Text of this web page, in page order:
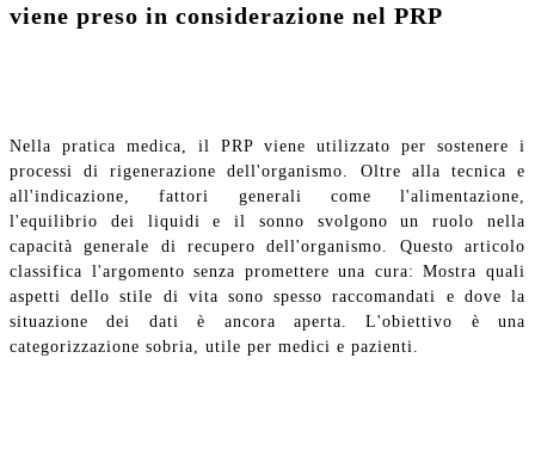
viene preso in considerazione nel PRP
Nella pratica medica, il PRP viene utilizzato per sostenere i
processi di rigenerazione dell'organismo. Oltre alla tecnica e
all'indicazione, fattori generali come l'alimentazione,
l'equilibrio dei liquidi e il sonno svolgono un ruolo nella
capacità generale di recupero dell'organismo. Questo articolo
classifica l'argomento senza promettere una cura: Mostra quali
aspetti dello stile di vita sono spesso raccomandati e dove la
situazione dei dati è ancora aperta. L'obiettivo è una
categorizzazione sobria, utile per medici e pazienti.